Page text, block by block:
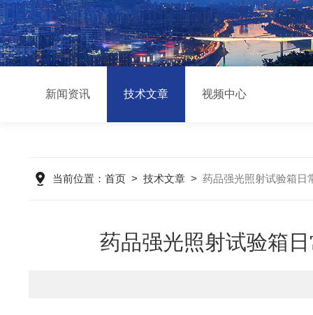
新闻资讯 技术文章 视频中心
当前位置： 首页> 技术文章> 药品强光照射试验箱日
药品强光照射试验箱